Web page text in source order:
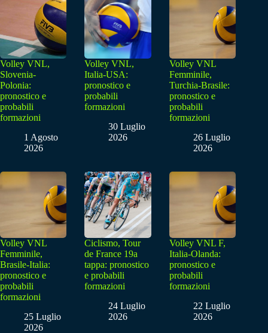
Volley VNL,
Slovenia-
Polonia:
pronostico e
probabili
formazioni
1 Agosto
2026
Volley VNL,
Italia-USA:
pronostico e
probabili
formazioni
30 Luglio
2026
Volley VNL
Femminile,
Turchia-Brasile:
pronostico e
probabili
formazioni
26 Luglio
2026
Volley VNL
Femminile,
Brasile-Italia:
pronostico e
probabili
formazioni
25 Luglio
2026
Ciclismo, Tour
de France 19a
tappa: pronostico
e probabili
formazioni
24 Luglio
2026
Volley VNL F,
Italia-Olanda:
pronostico e
probabili
formazioni
22 Luglio
2026